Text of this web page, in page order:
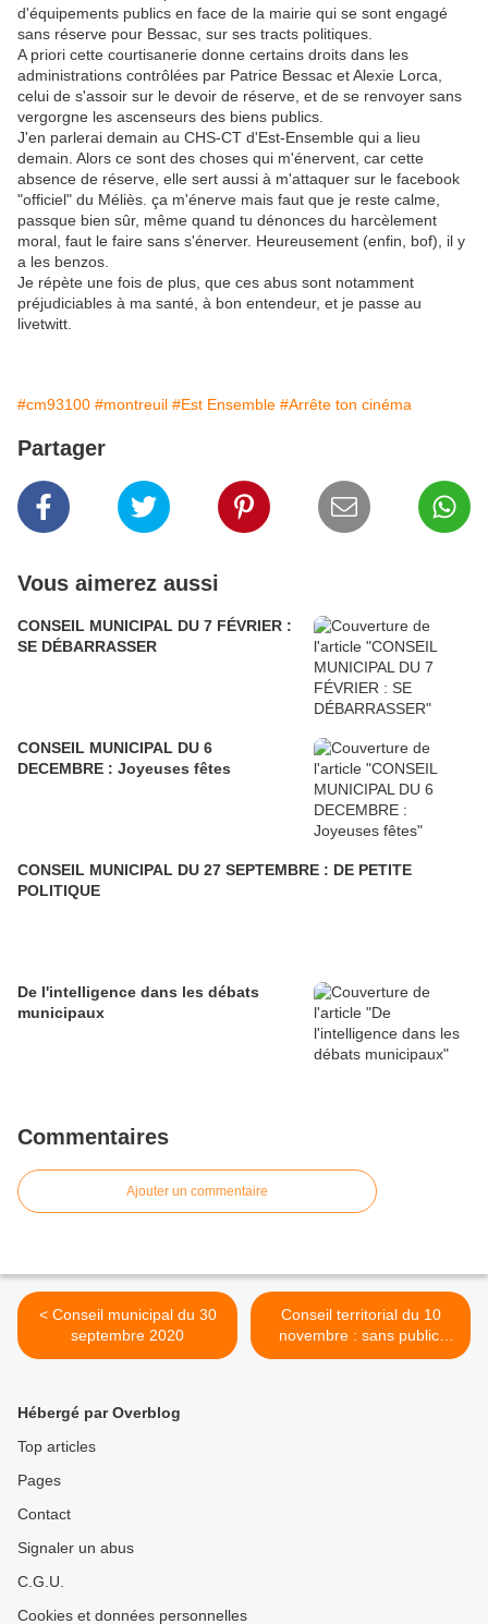
d'équipements publics en face de la mairie qui se sont engagé
sans réserve pour Bessac, sur ses tracts politiques.
A priori cette courtisanerie donne certains droits dans les
administrations contrôlées par Patrice Bessac et Alexie Lorca,
celui de s'assoir sur le devoir de réserve, et de se renvoyer sans
vergorgne les ascenseurs des biens publics.
J'en parlerai demain au CHS-CT d'Est-Ensemble qui a lieu
demain. Alors ce sont des choses qui m'énervent, car cette
absence de réserve, elle sert aussi à m'attaquer sur le facebook
"officiel" du Méliès. ça m'énerve mais faut que je reste calme,
passque bien sûr, même quand tu dénonces du harcèlement
moral, faut le faire sans s'énerver. Heureusement (enfin, bof), il y
a les benzos.
Je répète une fois de plus, que ces abus sont notamment
préjudiciables à ma santé, à bon entendeur, et je passe au
livetwitt.
#cm93100 #montreuil #Est Ensemble #Arrête ton cinéma
Partager
Vous aimerez aussi
CONSEIL MUNICIPAL DU 7 FÉVRIER :
SE DÉBARRASSER
CONSEIL MUNICIPAL DU 6
DECEMBRE : Joyeuses fêtes
CONSEIL MUNICIPAL DU 27 SEPTEMBRE : DE PETITE
POLITIQUE
De l'intelligence dans les débats
municipaux
Commentaires
Ajouter un commentaire
< Conseil municipal du 30
septembre 2020
Conseil territorial du 10
novembre : sans public,
eau publique? >
Hébergé par Overblog
Top articles
Pages
Contact
Signaler un abus
C.G.U.
Cookies et données personnelles